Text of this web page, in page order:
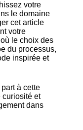
votre
le domaine
cet article
votre
le choix des
du processus,
inspirée et
à cette
curiosité et
dans